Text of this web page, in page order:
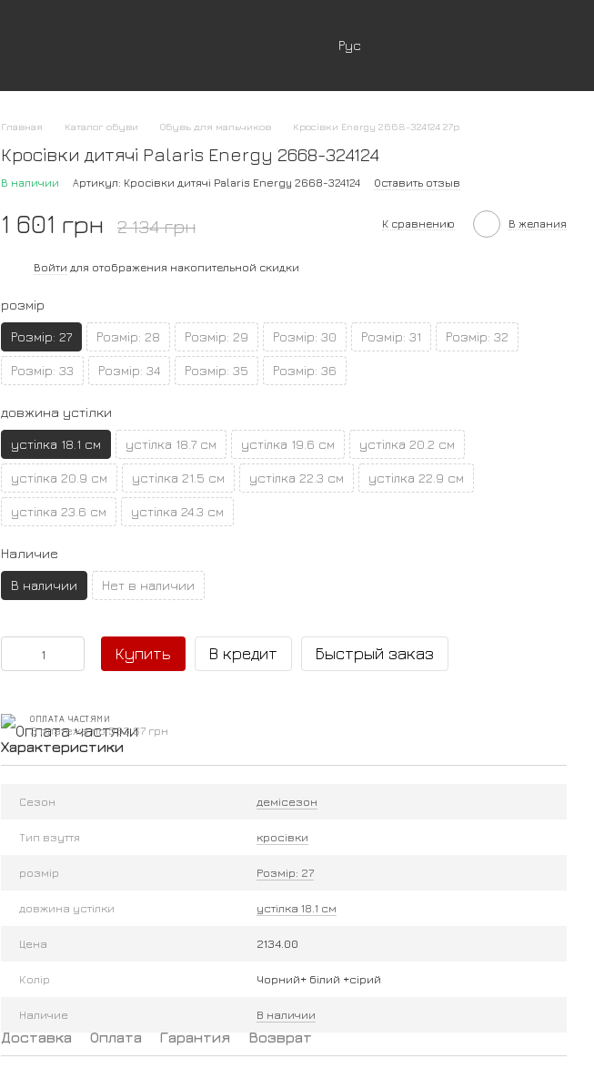
Рус
Главная Каталог обуви Обувь для мальчиков Кросівки Energy 2668-324124 27р
Кросівки дитячі Palaris Energy 2668-324124
В наличии Артикул: Кросівки дитячі Palaris Energy 2668-324124 Оставить отзыв
1 601 грн 2 134 грн К сравнению В желания
Войти для отображения накопительной скидки
розмір
Розмір: 27 Розмір: 28 Розмір: 29 Розмір: 30 Розмір: 31 Розмір: 32
Розмір: 33 Розмір: 34 Розмір: 35 Розмір: 36
довжина устілки
устілка 18.1 см устілка 18.7 см устілка 19.6 см устілка 20.2 см
устілка 20.9 см устілка 21.5 см устілка 22.3 см устілка 22.9 см
устілка 23.6 см устілка 24.3 см
Наличие
В наличии Нет в наличии
Купить В кредит Быстрый заказ
ОПЛАТА ЧАСТЯМИ
3 платежа по 533.67 грн
Характеристики
Сезон демісезон
Тип взуття кросівки
розмір Розмір: 27
довжина устілки устілка 18.1 см
Цена 2134.00
Колір Чорний+ білий +сірий
Наличие В наличии
Доставка Оплата Гарантия Возврат